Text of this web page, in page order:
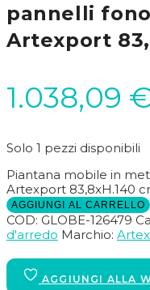
pannelli
Artexport
1.038,09
Solo 1 pezzi disponibili
Piantana mobile in
Artexport 83,8xH.140
AGGIUNGI AL CARRELLO
COD: GLOBE-126479
d'arredo Marchio: